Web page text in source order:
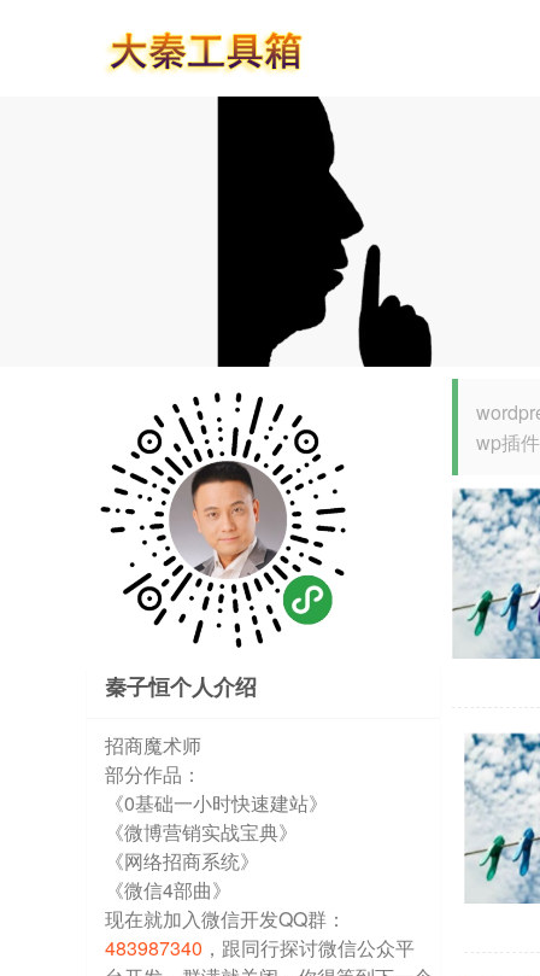
秦子恒个人介绍
招商魔术师
部分作品：
《0基础一小时快速建站》
《微博营销实战宝典》
《网络招商系统》
《微信4部曲》
现在就加入微信开发QQ群：
483987340 ，跟同行探讨微信公众平
wp插